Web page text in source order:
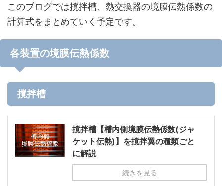
このブログでは撹拌槽、熱交換器の境膜伝熱係数の
計算式をまとめていく予定です。
各装置の境膜伝熱係数
撹拌槽
撹拌槽【槽内側境膜伝熱係数(ジャ
ケット伝熱)】を撹拌翼の種類ごと
に解説
続きを見る